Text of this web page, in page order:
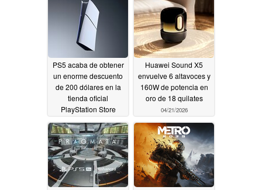
PS5 acaba de obtener
un enorme descuento
de 200 dólares en la
tienda oficial
PlayStation Store
04/23/2026
Huawei Sound X5
envuelve 6 altavoces y
160W de potencia en
oro de 18 quilates
04/21/2026